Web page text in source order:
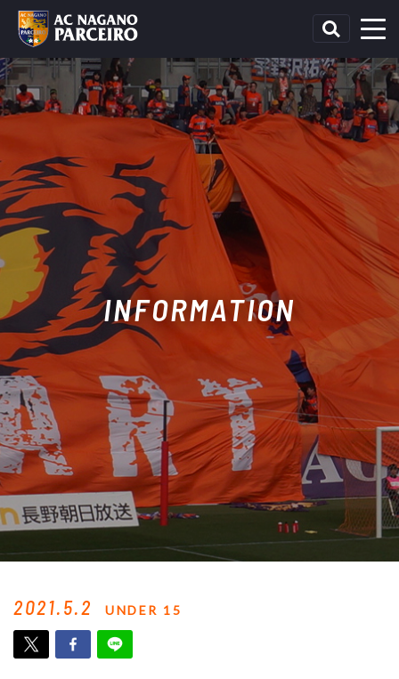
INFORMATION
2021.5.2 UNDER 15